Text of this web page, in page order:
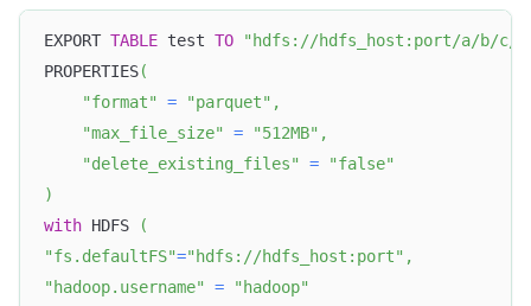
EXPORT TABLE test TO
"hdfs://hdfs_host:port/a/b/c/"
PROPERTIES(
"format"
= "parquet" ,
"max_file_size"
= "512MB" ,
"delete_existing_files"
=
"false"
)
with HDFS
(
"fs.defaultFS"="hdfs://hdfs_host:port" ,
"hadoop.username"
=
"hadoop"